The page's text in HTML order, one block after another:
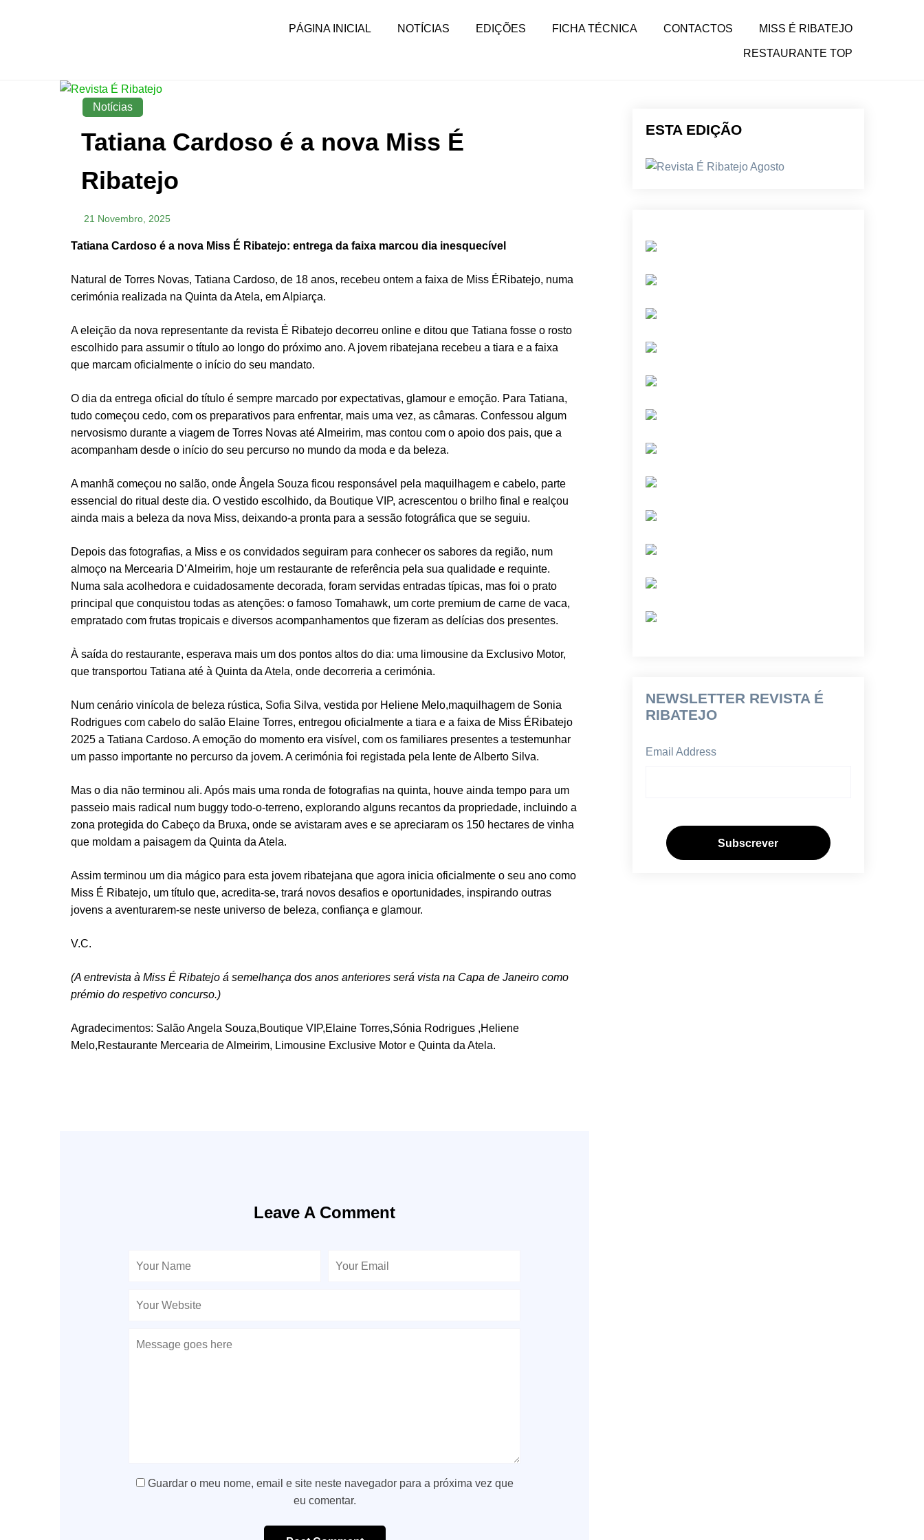
PÁGINA INICIAL NOTÍCIAS EDIÇÕES FICHA TÉCNICA CONTACTOS MISS É RIBATEJO
RESTAURANTE TOP
Notícias
Tatiana Cardoso é a nova Miss É
Ribatejo
21 Novembro, 2025
Tatiana Cardoso é a nova Miss É Ribatejo: entrega da faixa marcou dia inesquecível
Natural de Torres Novas, Tatiana Cardoso, de 18 anos, recebeu ontem a faixa de Miss ÉRibatejo, numa
cerimónia realizada na Quinta da Atela, em Alpiarça.
A eleição da nova representante da revista É Ribatejo decorreu online e ditou que Tatiana fosse o rosto
escolhido para assumir o título ao longo do próximo ano. A jovem ribatejana recebeu a tiara e a faixa
que marcam oficialmente o início do seu mandato.
O dia da entrega oficial do título é sempre marcado por expectativas, glamour e emoção. Para Tatiana,
tudo começou cedo, com os preparativos para enfrentar, mais uma vez, as câmaras. Confessou algum
nervosismo durante a viagem de Torres Novas até Almeirim, mas contou com o apoio dos pais, que a
acompanham desde o início do seu percurso no mundo da moda e da beleza.
A manhã começou no salão, onde Ângela Souza ficou responsável pela maquilhagem e cabelo, parte
essencial do ritual deste dia. O vestido escolhido, da Boutique VIP, acrescentou o brilho final e realçou
ainda mais a beleza da nova Miss, deixando-a pronta para a sessão fotográfica que se seguiu.
Depois das fotografias, a Miss e os convidados seguiram para conhecer os sabores da região, num
almoço na Mercearia D’Almeirim, hoje um restaurante de referência pela sua qualidade e requinte.
Numa sala acolhedora e cuidadosamente decorada, foram servidas entradas típicas, mas foi o prato
principal que conquistou todas as atenções: o famoso Tomahawk, um corte premium de carne de vaca,
empratado com frutas tropicais e diversos acompanhamentos que fizeram as delícias dos presentes.
À saída do restaurante, esperava mais um dos pontos altos do dia: uma limousine da Exclusivo Motor,
que transportou Tatiana até à Quinta da Atela, onde decorreria a cerimónia.
Num cenário vinícola de beleza rústica, Sofia Silva, vestida por Heliene Melo,maquilhagem de Sonia
Rodrigues com cabelo do salão Elaine Torres, entregou oficialmente a tiara e a faixa de Miss ÉRibatejo
2025 a Tatiana Cardoso. A emoção do momento era visível, com os familiares presentes a testemunhar
um passo importante no percurso da jovem. A cerimónia foi registada pela lente de Alberto Silva.
Mas o dia não terminou ali. Após mais uma ronda de fotografias na quinta, houve ainda tempo para um
passeio mais radical num buggy todo-o-terreno, explorando alguns recantos da propriedade, incluindo a
zona protegida do Cabeço da Bruxa, onde se avistaram aves e se apreciaram os 150 hectares de vinha
que moldam a paisagem da Quinta da Atela.
Assim terminou um dia mágico para esta jovem ribatejana que agora inicia oficialmente o seu ano como
Miss É Ribatejo, um título que, acredita-se, trará novos desafios e oportunidades, inspirando outras
jovens a aventurarem-se neste universo de beleza, confiança e glamour.
V.C.
(A entrevista à Miss É Ribatejo á semelhança dos anos anteriores será vista na Capa de Janeiro como
prémio do respetivo concurso.)
Agradecimentos: Salão Angela Souza,Boutique VIP,Elaine Torres,Sónia Rodrigues ,Heliene
Melo,Restaurante Mercearia de Almeirim, Limousine Exclusive Motor e Quinta da Atela.
Leave A Comment
Guardar o meu nome, email e site neste navegador para a próxima vez que
eu comentar.
ESTA EDIÇÃO
NEWSLETTER REVISTA É
RIBATEJO
Email Address